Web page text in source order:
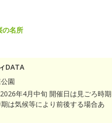
の名所
DATA
園
年4月中旬 開催日は見ごろ時期
は気候等により前後する場合あ